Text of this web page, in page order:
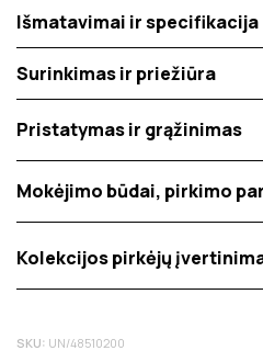
Išmatavimai ir specifikacija
Surinkimas ir priežiūra
Pristatymas ir grąžinimas
Mokėjimo būdai, pirkimo
Kolekcijos pirkėjų
produktą, gali palikti
SKU: UN/48510200